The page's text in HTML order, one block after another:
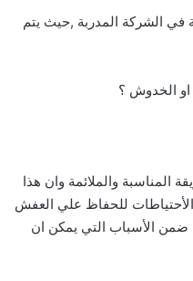
في الشركة المدربة ,حيث يتم
او الخدوش ؟
المناسبة والملائمة وان هذا
للحفاظ علي العفش
ضمن الأسباب التي يمكن ان